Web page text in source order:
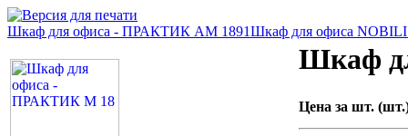
Шкаф для офиса - ПРАКТИК AM 1891Шкаф для офиса
Шкаф
Цена за шт.